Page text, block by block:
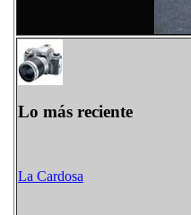
Lo más reciente
La Cardosa